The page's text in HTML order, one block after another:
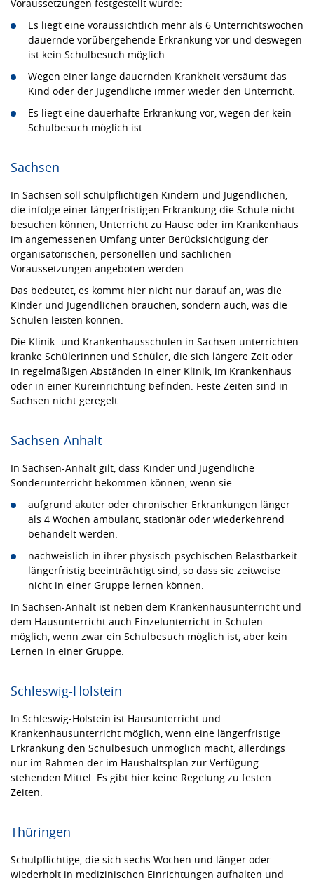
Voraussetzungen festgestellt wurde:
Es liegt eine voraussichtlich mehr als 6 Unterrichtswochen
dauernde vorübergehende Erkrankung vor und deswegen
ist kein Schulbesuch möglich.
Wegen einer lange dauernden Krankheit versäumt das
Kind oder der Jugendliche immer wieder den Unterricht.
Es liegt eine dauerhafte Erkrankung vor, wegen der kein
Schulbesuch möglich ist.
Sachsen
In Sachsen soll schulpflichtigen Kindern und Jugendlichen,
die infolge einer längerfristigen Erkrankung die Schule nicht
besuchen können, Unterricht zu Hause oder im Krankenhaus
im angemessenen Umfang unter Berücksichtigung der
organisatorischen, personellen und sächlichen
Voraussetzungen angeboten werden.
Das bedeutet, es kommt hier nicht nur darauf an, was die
Kinder und Jugendlichen brauchen, sondern auch, was die
Schulen leisten können.
Die Klinik- und Krankenhausschulen in Sachsen unterrichten
kranke Schülerinnen und Schüler, die sich längere Zeit oder
in regelmäßigen Abständen in einer Klinik, im Krankenhaus
oder in einer Kureinrichtung befinden. Feste Zeiten sind in
Sachsen nicht geregelt.
Sachsen-Anhalt
In Sachsen-Anhalt gilt, dass Kinder und Jugendliche
Sonderunterricht bekommen können, wenn sie
aufgrund akuter oder chronischer Erkrankungen länger
als 4 Wochen ambulant, stationär oder wiederkehrend
behandelt werden.
nachweislich in ihrer physisch-psychischen Belastbarkeit
längerfristig beeinträchtigt sind, so dass sie zeitweise
nicht in einer Gruppe lernen können.
In Sachsen-Anhalt ist neben dem Krankenhausunterricht und
dem Hausunterricht auch Einzelunterricht in Schulen
möglich, wenn zwar ein Schulbesuch möglich ist, aber kein
Lernen in einer Gruppe.
Schleswig-Holstein
In Schleswig-Holstein ist Hausunterricht und
Krankenhausunterricht möglich, wenn eine längerfristige
Erkrankung den Schulbesuch unmöglich macht, allerdings
nur im Rahmen der im Haushaltsplan zur Verfügung
stehenden Mittel. Es gibt hier keine Regelung zu festen
Zeiten.
Thüringen
Schulpflichtige, die sich sechs Wochen und länger oder
wiederholt in medizinischen Einrichtungen aufhalten und